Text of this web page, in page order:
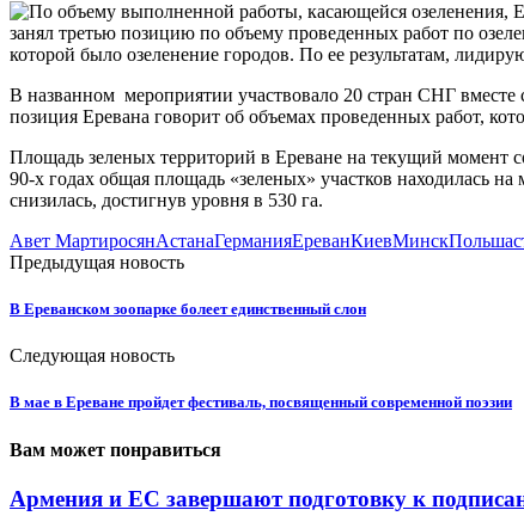
занял третью позицию по объему проведенных работ по
которой было озеленение городов. По ее результатам,
В названном мероприятии участвовало 20 стран СНГ
позиция Еревана говорит об объемах проведенных работ,
Площадь зеленых территорий в Ереване на текущий момент
90-х годах общая площадь «зеленых» участков находилась
снизилась, достигнув уровня в 530 га.
Авет МартиросянАстанаГерманияЕреванКиевМинскПольша
Предыдущая новость
В Ереванском зоопарке болеет единственный слон
Следующая новость
В мае в Ереване пройдет фестиваль, посвященный современной поэзии
Вам может понравиться
Армения и ЕС завершают подготовку к